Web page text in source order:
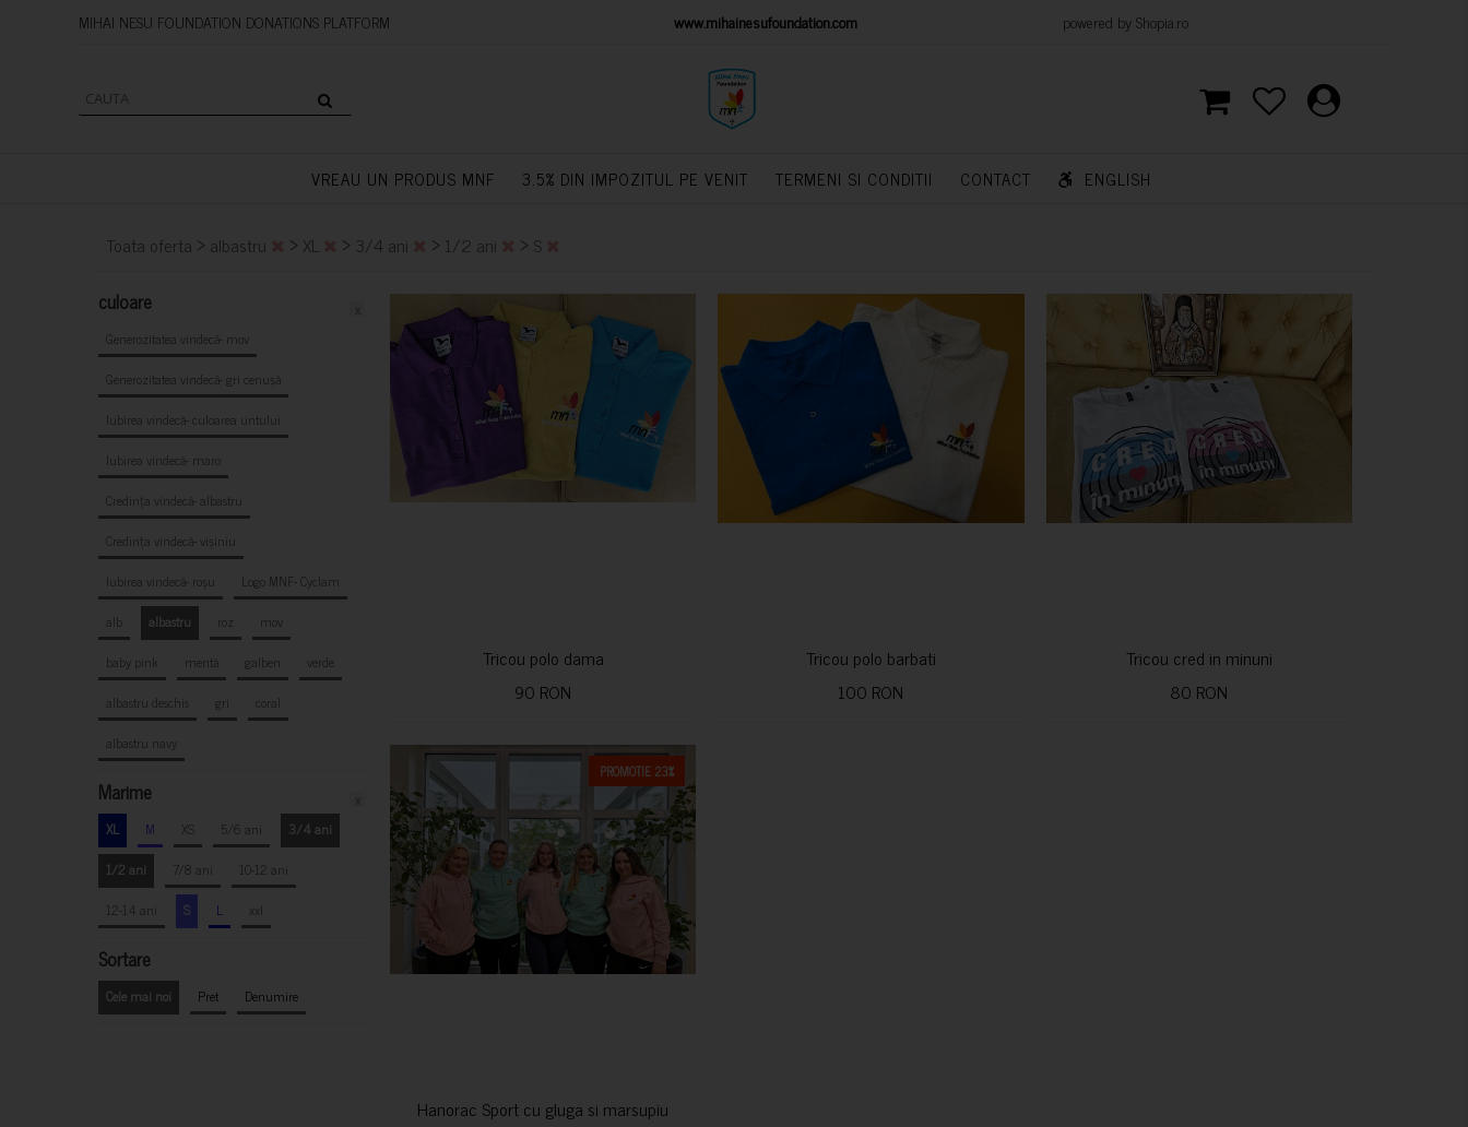
MIHAI NESU FOUNDATION DONATIONS PLATFORM www.mihainesufoundation.com powered by Shopia.ro
VREAU UN PRODUS MNF 3.5% DIN IMPOZITUL PE VENIT TERMENI SI CONDITII CONTACT ENGLISH
Toata oferta > albastru > XL > 3/4 ani > 1/2 ani > S
culoare
Generozitatea vindecă- mov
Generozitatea vindecă- gri cenușă
Iubirea vindecă- culoarea untului
Iubirea vindecă- maro
Credința vindecă- albastru
Credința vindecă- vișiniu
Iubirea vindecă- roșu
Logo MNF- Cyclam
alb
albastru roz
mov
baby pink
mentă galben
verde
albastru deschis
gri
coral
albastru navy
Marime
XL M XS 5/6 ani
3/4 ani
1/2 ani
7/8 ani
10-12 ani
12-14 ani
S L xxl
Sortare
Cele mai noi Pret Denumire
Tricou polo dama
90 RON
CUMPARA
Tricou polo barbati
100 RON
Tricou cred in minuni
80 RON
CUMPARA
PROMOTIE 23%
Hanorac Sport cu gluga si marsupiu
CUMPARA